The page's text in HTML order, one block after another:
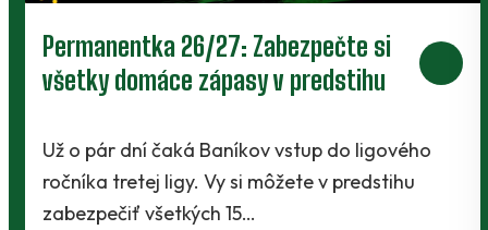
Prievidza postúpila do 2. kola pohára.
V Kanianke rozhodol z penalty v
Baníci vstúpili do ostrej sezóny súbojom 1.
Slovnaft Cupu, keď vycestovali do neďalekej